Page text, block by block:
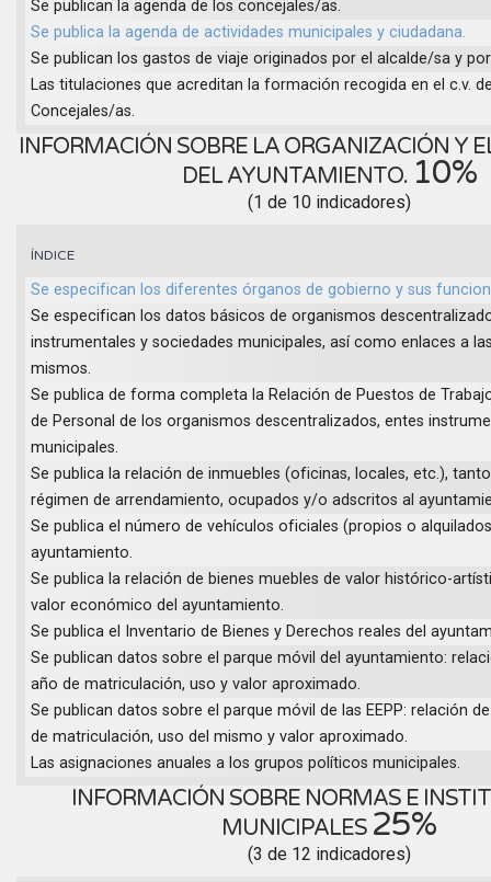
Se publican la agenda de los concejales/as.
Se publica la agenda de actividades municipales y ciudadana.
Se publican los gastos de viaje originados por el alcalde/sa y
Las titulaciones que acreditan la formación recogida en el c.v.
Concejales/as.
INFORMACIÓN SOBRE LA ORGANIZACIÓN Y
DEL AYUNTAMIENTO. 10%
(1 de 10 indicadores)
ÍNDICE
Se especifican los diferentes órganos de gobierno y sus
Se especifican los datos básicos de organismos
instrumentales y sociedades municipales, así como enlaces a
mismos.
Se publica de forma completa la Relación de Puestos de
de Personal de los organismos descentralizados, entes
municipales.
Se publica la relación de inmuebles (oficinas, locales, etc.),
régimen de arrendamiento, ocupados y/o adscritos al
Se publica el número de vehículos oficiales (propios o
ayuntamiento.
Se publica la relación de bienes muebles de valor histórico-
valor económico del ayuntamiento.
Se publica el Inventario de Bienes y Derechos reales del
Se publican datos sobre el parque móvil del ayuntamiento:
año de matriculación, uso y valor aproximado.
Se publican datos sobre el parque móvil de las EEPP: relación
de matriculación, uso del mismo y valor aproximado.
Las asignaciones anuales a los grupos políticos municipales.
INFORMACIÓN SOBRE NORMAS E
MUNICIPALES 25%
(3 de 12 indicadores)